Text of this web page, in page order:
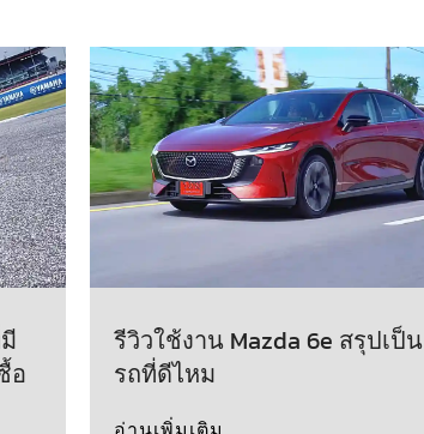
อ
รีวิวใช้งาน Mazda 6e สรุปเป็น
รถที่ดีไหม